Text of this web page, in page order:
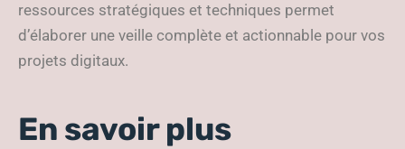
ressources stratégiques et techniques permet
d’élaborer une veille complète et actionnable pour vos
projets digitaux.
En savoir plus